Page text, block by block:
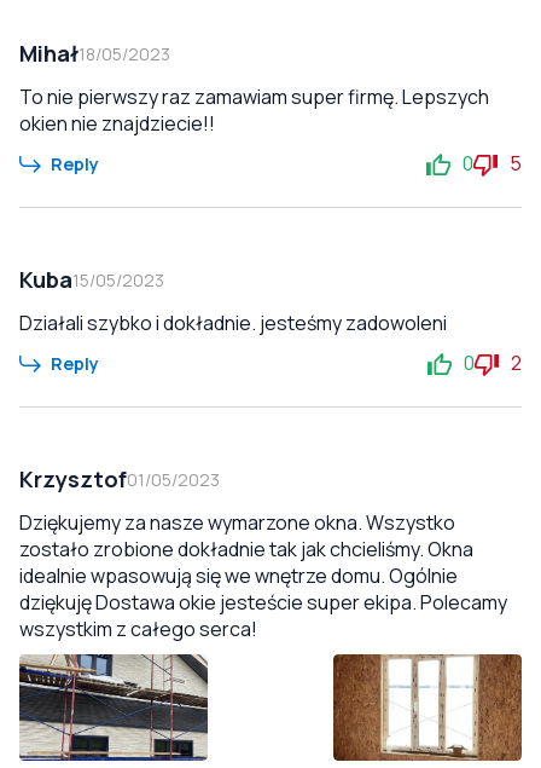
Mihał18/05/2023
To nie pierwszy raz zamawiam super firmę. Lepszych
okien nie znajdziecie!!
Reply 0 5
Kuba15/05/2023
Działali szybko i dokładnie. jesteśmy zadowoleni
Reply 0 2
Krzysztof01/05/2023
Dziękujemy za nasze wymarzone okna. Wszystko
zostało zrobione dokładnie tak jak chcieliśmy. Okna
idealnie wpasowują się we wnętrze domu. Ogólnie
dziękuję Dostawa okie jesteście super ekipa. Polecamy
wszystkim z całego serca!